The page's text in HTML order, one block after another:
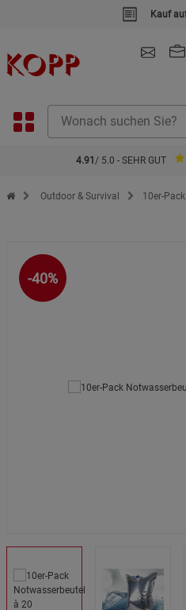
Kauf
4.91 / 5.0 - SEHR GUT
Zur Startseite des Kopp Verlag Online-
Outdoor & Survival 10er-
-40%